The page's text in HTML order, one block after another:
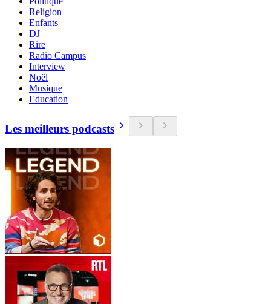
Religion
Enfants
DJ
Rire
Radio Campus
Interview
Noël
Musique
Education
Les meilleurs podcasts